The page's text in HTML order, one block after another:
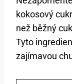
kokosový
než běžný
Tyto
zajímavou